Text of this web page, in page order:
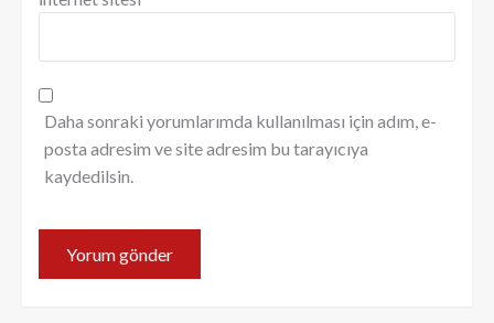
Daha sonraki yorumlarımda kullanılması için adım, e-
posta adresim ve site adresim bu tarayıcıya
kaydedilsin.